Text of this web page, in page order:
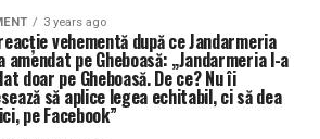
3 years ago
vehementă după ce Jandarmeria
amendat pe Gheboasă: „Jandarmeria l-a
doar pe Gheboasă. De ce? Nu îi
să aplice legea echitabil, ci să dea
pe Facebook”